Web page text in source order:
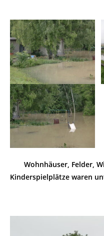
Wohnhäuser, Felder,
Kinderspielplätze waren